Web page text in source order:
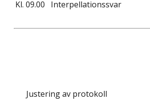
Kl. 09.00 Interpellationssvar
Justering av protokoll